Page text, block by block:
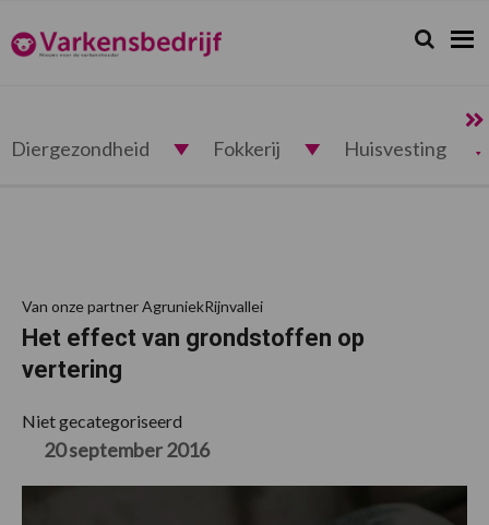
de
hoofdnavigatie
de
hoofd
de
eerste
de
voettekst
Varkensbedrijf.nl Zoeken...
Zoek
Diergezondheid Fokkerij Huisvesting
Van onze partner AgruniekRijnvallei
Het effect van grondstoffen op
vertering
Niet gecategoriseerd
20 september 2016